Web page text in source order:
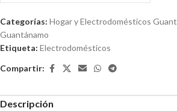
Categorías: Hogar y Electrodomésticos
Guantánamo
Etiqueta: Electrodomésticos
Compartir:
Descripción